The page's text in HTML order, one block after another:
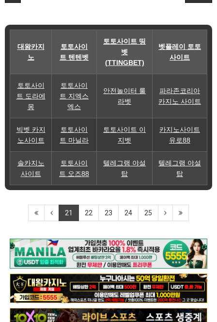
대왕카지
노
토토사이
트 텐텐벳
토토사이트 띵
벳
(TTINGBET)
벳플레이 토토
사이트
토토사이
트 도라에
몽
토토사이
트 지엑스
엑스
안전놀이터 룰
라벳
파라존코리아
카지노 사이트
빅벳 카지
노사이트
토토사이
트 마닐라
토토사이트 이
지벳
카지노사이트
유로88
솔카지노
사이트
토토사이
트 오즈88
텔레그램 야설
탑
텔레그램 야설
탑
21 22 23 24 25